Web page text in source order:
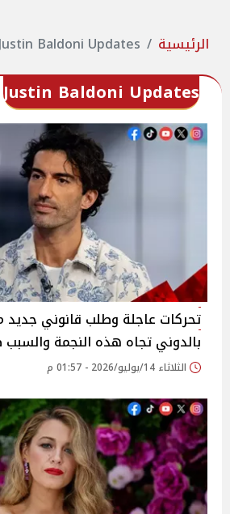
الرئيسية Baldoni Updates
Justin Baldoni Updates
تحركات عاجلة وطلب قانوني
بالدوني تجاه هذه النجمة
الثلاثاء 14/يوليو/2026 - 01:57 م